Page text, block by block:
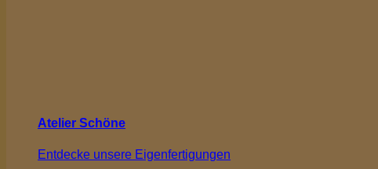
Atelier Schöne
Entdecke unsere Eigenfertigungen